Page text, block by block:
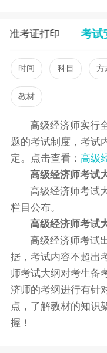
准考证打印 考试
时间 科目 方
教材
高级经济师实行
题的考试制度，考试
定。点击查看： 高级
高级经济师考试
高级经济师考试
栏目公布。
高级经济师考试
高级经济师考试
据，考试内容不超出
师考试大纲对考生备
济师的考纲进行有针
点，了解教材的知识
握！